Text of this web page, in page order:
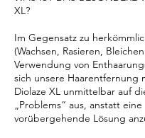
XL?
Im Gegensatz zu
(Wachsen, Rasieren,
Verwendung von
sich unsere Haarentfernung
Diolaze XL unmittelbar auf
„Problems“ aus, anstatt eine
vorübergehende Lösung